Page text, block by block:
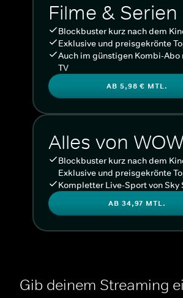
Filme & Serien
Blockbuster kurz nach dem
Exklusive und preisgekrönte
Auch im günstigen Kombi-Abo
TV
AB 5,98 € MTL.
Alles von WOW
Blockbuster kurz nach dem
Exklusive und preisgekrönte
Kompletter Live-Sport von Sky
AB 34,97 MTL.
Gib deinem Streaming